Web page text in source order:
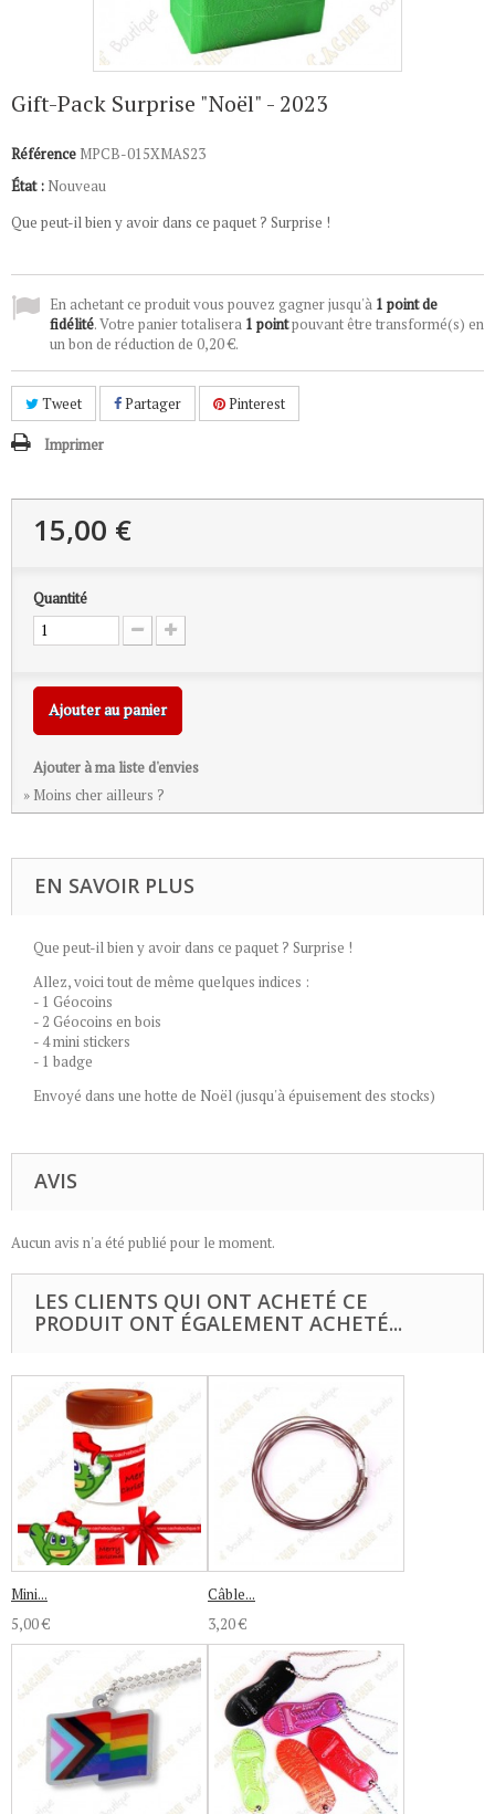
Gift-Pack Surprise "Noël" - 2023
Référence MPCB-015XMAS23
État : Nouveau
Que peut-il bien y avoir dans ce paquet ? Surprise !
En achetant ce produit vous pouvez gagner jusqu'à 1 point de
fidélité. Votre panier totalisera 1 pointpouvant être transformé(s) en
un bon de réduction de 0,20 €.
Tweet Partager Pinterest
Imprimer
15,00 €
Quantité
Ajouter au panier
Ajouter à ma liste d'envies
» Moins cher ailleurs ?
EN SAVOIR PLUS
Que peut-il bien y avoir dans ce paquet ? Surprise !
Allez, voici tout de même quelques indices :
- 1 Géocoins
- 2 Géocoins en bois
- 4 mini stickers
- 1 badge
Envoyé dans une hotte de Noël (jusqu'à épuisement des stocks)
AVIS
Aucun avis n'a été publié pour le moment.
LES CLIENTS QUI ONT ACHETÉ CE
PRODUIT ONT ÉGALEMENT ACHETÉ...
Mini...
5,00 €
Câble...
3,20 €